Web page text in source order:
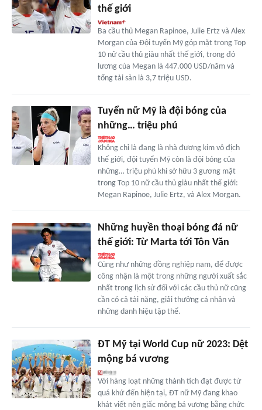
thế giới
Ba cầu thủ Megan Rapinoe, Julie Ertz và Alex
Morgan của Đội tuyển Mỹ góp mặt trong Top
10 nữ cầu thủ giàu nhất thế giới, trong đó
lương của Megan là 447.000 USD/năm và
tổng tài sản là 3,7 triệu USD.
Tuyển nữ Mỹ là đội bóng của
những… triệu phú
Không chỉ là đang là nhà đương kim vô địch
thế giới, đội tuyển Mỹ còn là đội bóng của
những… triệu phú khi sở hữu 3 gương mặt
trong Top 10 nữ cầu thủ giàu nhất thế giới:
Megan Rapinoe, Julie Ertz, và Alex Morgan.
Những huyền thoại bóng đá nữ
thế giới: Từ Marta tới Tôn Văn
Cũng như những đồng nghiệp nam, để được
công nhận là một trong những người xuất sắc
nhất trong lịch sử đối với các cầu thủ nữ cũng
cần có cả tài năng, giải thưởng cá nhân và
những danh hiệu tập thể.
ĐT Mỹ tại World Cup nữ 2023: Dệt
mộng bá vương
Với hàng loạt những thành tích đạt được từ
quá khứ đến hiện tại, ĐT nữ Mỹ đang khao
khát viết nên giấc mộng bá vương bằng chức